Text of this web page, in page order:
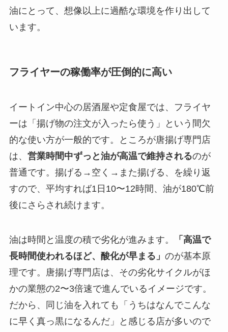
油にとって、想像以上に過酷な環境を作り出して
います。
フライヤーの稼働率が圧倒的に高い
イートイン中心の居酒屋や定食屋では、フライヤ
ーは「揚げ物の注文が入ったら使う」という間欠
的な使い方が一般的です。ところが唐揚げ専門店
は、 営業時間中ずっと油が高温で維持されるのが
普通です。揚げる→空く→また揚げる、を繰り返
すので、平均すれば1日10〜12時間、油が180℃前
後にさらされ続けます。
油は時間と温度の積で劣化が進みます。
「高温で
長時間使われるほど、酸化が早まる」 のが基本原
理です。唐揚げ専門店は、その劣化サイクルがほ
かの業態の2〜3倍速で進んでいるイメージです。
だから、同じ油を入れても「うちはなんでこんな
に早く真っ黒になるんだ」と感じる店が多いので